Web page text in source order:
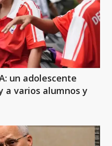
un adolescente
a varios alumnos y